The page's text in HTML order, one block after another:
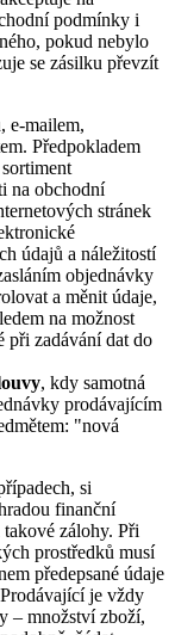
podmínky i
pokud nebylo
se zásilku převzít
e-mailem,
Předpokladem
na obchodní
stránek
údajů a náležitostí
objednávky
a měnit údaje,
na možnost
zadávání dat do
, kdy samotná
prodávajícím
"nová
si
finanční
zálohy. Při
prostředků musí
předepsané údaje
je vždy
– množství zboží,